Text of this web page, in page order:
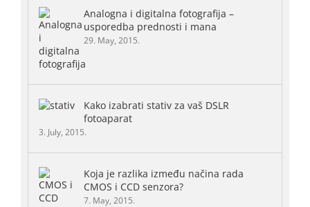
Analogna i digitalna fotografija –
usporedba prednosti i mana
29. May, 2015.
Kako izabrati stativ za vaš DSLR
fotoaparat
3. July, 2015.
Koja je razlika između načina rada
CMOS i CCD senzora?
7. May, 2015.